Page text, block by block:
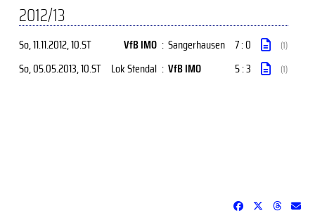
2012/13
So, 11.11.2012, 10.ST VfB IMO : Sangerhausen 7 : 0 (1)
So, 05.05.2013, 10.ST Lok Stendal : VfB IMO 5 : 3 (1)